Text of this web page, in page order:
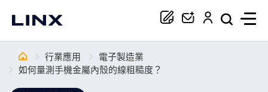
你正在尋找協助嗎？
行業應用
電子製造業
如何量測手機金屬內殼的線粗糙度？